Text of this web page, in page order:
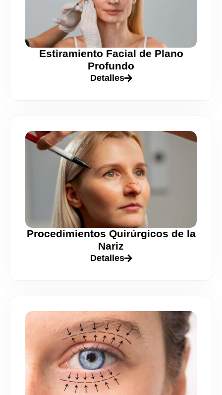
Estiramiento Facial de Plano
Profundo
Detalles
Procedimientos Quirúrgicos de la
Nariz
Detalles